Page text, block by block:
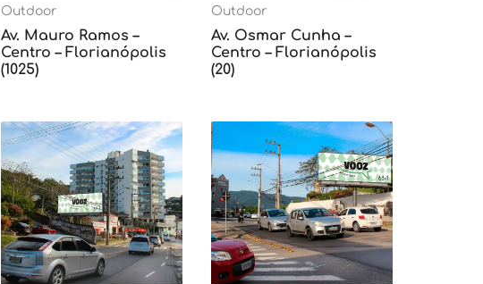
Outdoor
Av. Mauro Ramos –
Centro – Florianópolis
(1025)
Outdoor
Av. Osmar Cunha –
Centro – Florianópolis
(20)